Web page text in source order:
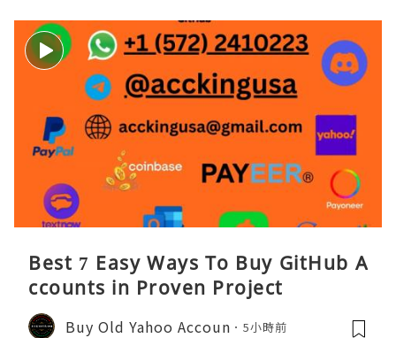
Best 7 Easy Ways To Buy GitHub A
ccounts in Proven Project
Buy Old Yahoo Accoun 5小時前